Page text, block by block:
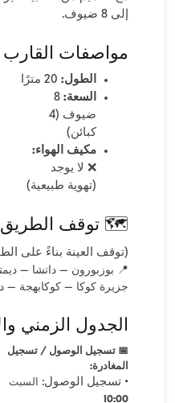
إلى 8 ضيوف.
مواصفات
الطول:
السعة: 8
ضيوف (4
كبائن)
مكيف الهواء:
❌ لا يوجد
(تهوية طبيعية)
🗺️ توقف الطريق
(توقف العينة بناءً على
📍 بوزبورون – داتشا –
جزيرة كوكا – كوكابهجة –
الجدول الزمني
📅 تسجيل الوصول / تسجيل
المغادرة:
• تسجيل الوصول: السبت
10:00